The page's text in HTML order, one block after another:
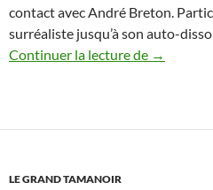
contact avec André Breton.
surréaliste jusqu’à son auto-
Continuer la lecture de François-
→
LE GRAND TAMANOIR